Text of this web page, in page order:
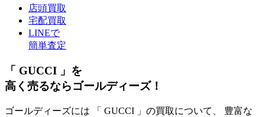
店頭買取
宅配買取
LINEで
簡単査定
「 GUCCI 」を
高く売るならゴールディーズ！
ゴールディーズには 「 GUCCI 」の買取について、 豊富な